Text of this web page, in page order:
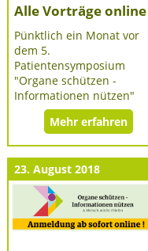
Alle Vorträge online
Pünktlich ein Monat vor
dem 5.
Patientensymposium
"Organe schützen -
Informationen nützen"
Mehr erfahren
23. August 2018